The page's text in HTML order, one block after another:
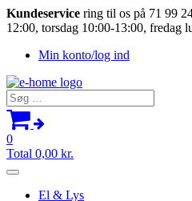
Kundeservice ring til os på 71 99
12:00, torsdag 10:00-13:00, fredag
Min konto/log ind
Søg
efter:
0
Total 0,00 kr.
El & Lys